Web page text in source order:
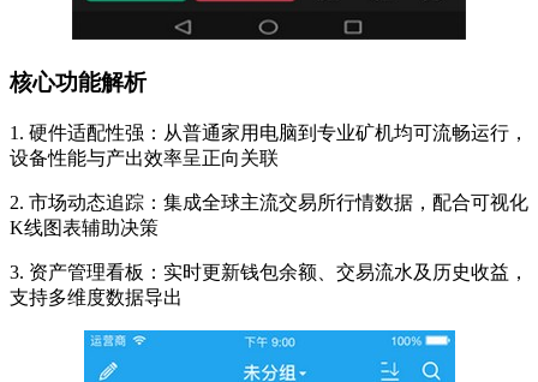
核心功能解析
1. 硬件适配性强：从普通家用电脑到专业矿机均可流畅运行，
设备性能与产出效率呈正向关联
2. 市场动态追踪：集成全球主流交易所行情数据，配合可视化
K线图表辅助决策
3. 资产管理看板：实时更新钱包余额、交易流水及历史收益，
支持多维度数据导出